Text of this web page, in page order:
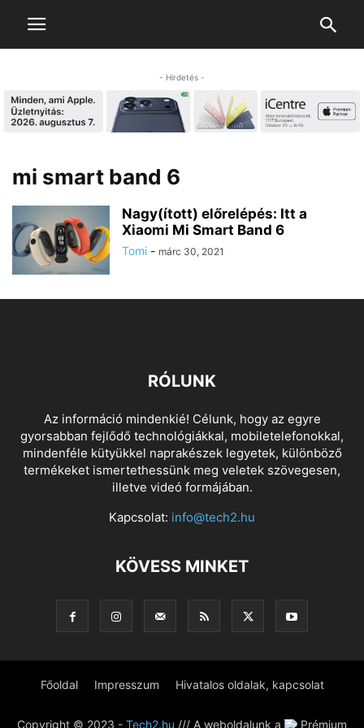
- Hirdetés -
mi smart band 6
Nagy(ított) előrelépés: Itt a
Xiaomi Mi Smart Band 6
Tomi - márc 30, 2021
RÓLUNK
Az információ mindenkié! Célunk, hogy az egyre
gyorsabban fejlődő technológiákkal, mobiletelefonokkal,
mindenféle kütyükkel naprakészek legyetek, különböző
termékeket ismertethessünk meg veletek szövegesen,
illetve videó formájában.
Kapcsolat: info@tech2.hu
KÖVESS MINKET
Főoldal Impresszum Hivatalos oldalak, kapcsolat
Copyright © 2023 - Tech2.hu /// A weboldalunk a Prémium